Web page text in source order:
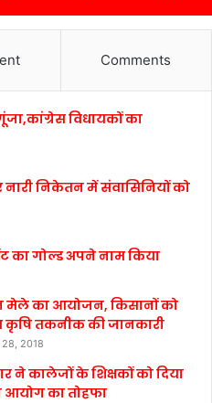
Comments
विधायकों का
नारी निकेतन में संवासिनियों को
का गोल्ड अपने नाम किया
मेले का आयोजन, किसानों को
कृषि तकनीक की जानकारी
2018
ने कालेजों के शिक्षकों को दिया
का तोहफा